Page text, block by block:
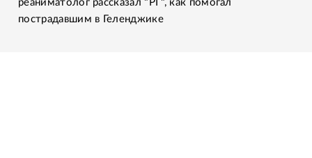
реаниматолог рассказал "РГ", как помогал
пострадавшим в Геленджике